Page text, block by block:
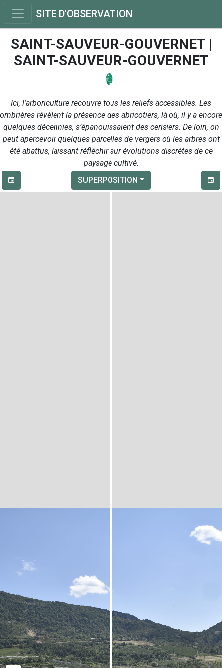
SITE D'OBSERVATION
SAINT-SAUVEUR-GOUVERNET |
SAINT-SAUVEUR-GOUVERNET
Ici, l'arboriculture recouvre tous les reliefs accessibles. Les
ombrières révèlent la présence des abricotiers, là où, il y a encore
quelques décennies, s’épanouissaient des cerisiers. De loin, on
peut apercevoir quelques parcelles de vergers où les arbres ont
été abattus, laissant réfléchir sur évolutions discrètes de ce
paysage cultivé.
SUPERPOSITION